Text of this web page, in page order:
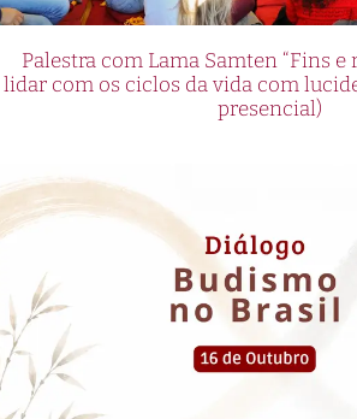
Palestra com Lama Samten “Fins
lidar com os ciclos da vida com
presencial)